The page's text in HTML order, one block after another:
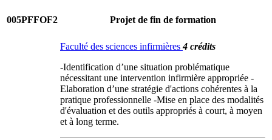
005PFFOF2 Projet de fin de formation
Faculté des sciences infirmières4 crédits
-Identification d’une situation problématique
nécessitant une intervention infirmière appropriée -
Elaboration d’une stratégie d'actions cohérentes à la
pratique professionnelle -Mise en place des modalités
d'évaluation et des outils appropriés à court, à moyen
et à long terme.